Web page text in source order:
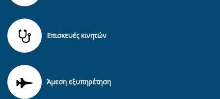
Επισκευές κινητών
Άμεση εξυπηρέτηση